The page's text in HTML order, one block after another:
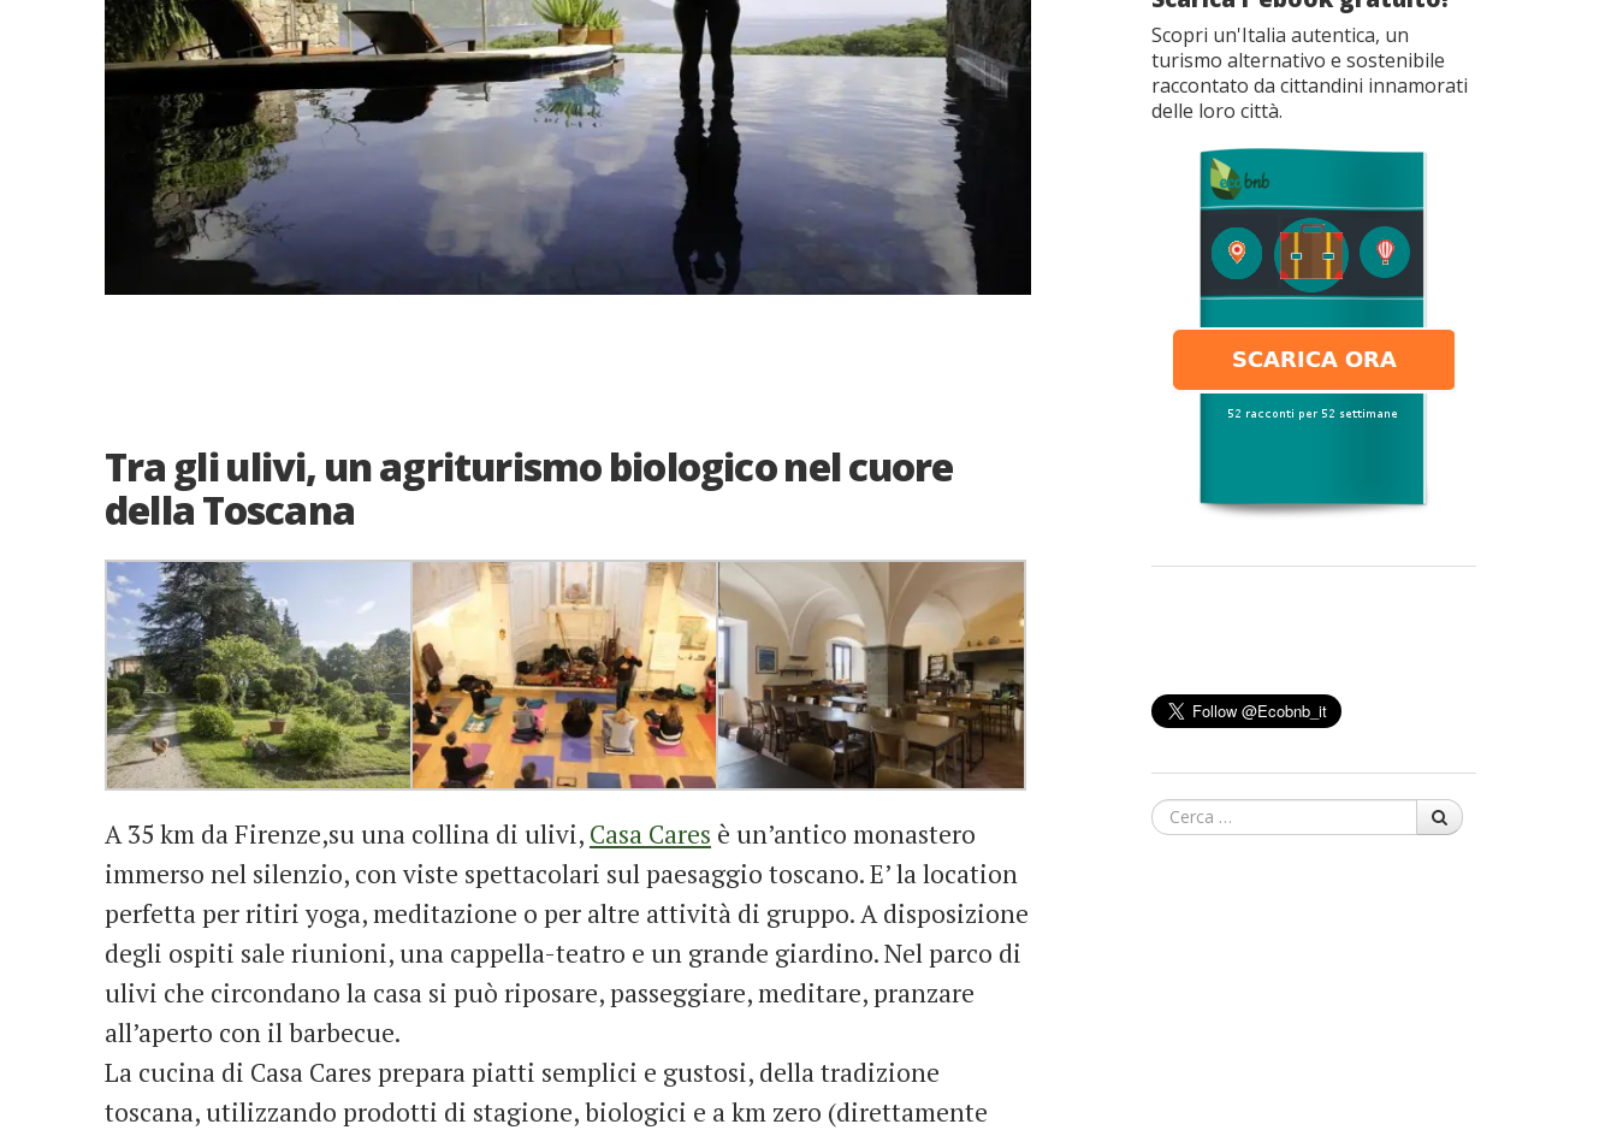
Tra gli ulivi, un agriturismo biologico nel cuore
della Toscana
A 35 km da Firenze,su una collina di ulivi, Casa Cares è un’antico monastero
immerso nel silenzio, con viste spettacolari sul paesaggio toscano. E’ la location
perfetta per ritiri yoga, meditazione o per altre attività di gruppo. A disposizione
degli ospiti sale riunioni, una cappella-teatro e un grande giardino. Nel parco di
ulivi che circondano la casa si può riposare, passeggiare, meditare, pranzare
all’aperto con il barbecue.
La cucina di Casa Cares prepara piatti semplici e gustosi, della tradizione
toscana, utilizzando prodotti di stagione, biologici e a km zero (direttamente
Scopri un'Italia autentica, un
turismo alternativo e sostenibile
raccontato da cittandini innamorati
delle loro città.
Cerca